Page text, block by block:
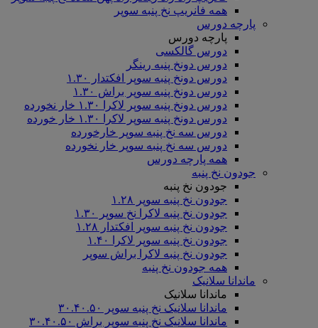
همه فانریپ نخ پنبه سوپر
پارچه دورس
پارچه دورس
دورس گالکسی
دورس دونخ پنبه رینگر
دورس دونخ پنبه سوپر افکتدار ۱.۳۰
دورس دونخ پنبه سوپر براش ۱.۳۰
دورس دونخ پنبه سوپر لاکرا ۱.۳۰ خار نخورده
دورس دونخ پنبه سوپر لاکرا ۱.۳۰ خار خورده
دورس سه نخ پنبه سوپر خارخورده
دورس سه نخ پنبه سوپر خار نخورده
همه پارچه دورس
جودون نخ پنبه
جودون نخ پنبه
جودون نخ پنبه سوپر ۱.۲۸
جودون نخ پنبه لاکرا نخ سوپر ۱.۳۰
جودون نخ پنبه سوپر افکتدار ۱.۲۸
جودون نخ پنبه سوپر لاکرا ۱.۴۰
جودون نخ پنبه لاکرا براش سوپر
همه جودون نخ پنبه
ماندانا سلانیک
ماندانا سلانیک
ماندانا سلانیک نخ پنبه سوپر ۳۰.۴۰.۵۰
ماندانا سلانیک نخ پنبه سوپر براش ۳۰.۴۰.۵۰